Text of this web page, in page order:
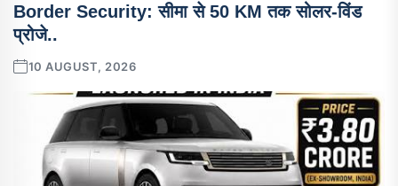
Border Security: सीमा से 50 KM तक सोलर-विंड
प्रोजे..
10 AUGUST, 2026